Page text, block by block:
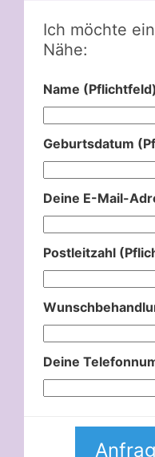
Ich möchte
Nähe:
Name (Pflichtfeld)
Geburtsdatum
Deine E-Mail-
Postleitzahl
Deine